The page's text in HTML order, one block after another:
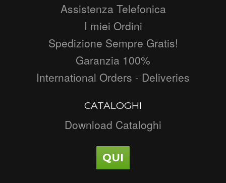
Assistenza Telefonica
I miei Ordini
Spedizione Sempre Gratis!
Garanzia 100%
International Orders - Deliveries
CATALOGHI
Download Cataloghi
QUI